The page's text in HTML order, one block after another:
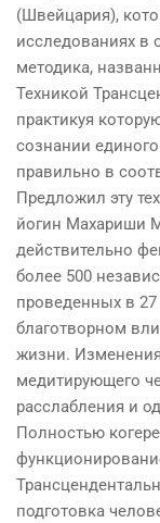
(Швейцария),
исследовани­ях в
методика,
Техникой
практикуя
сознании
правильно в
Предложил эту
йогин Махариши
действительно
более 500
проведенных в 27
благотворном
жизни.
медитирующего
расслабления и
Полностью
подготовка